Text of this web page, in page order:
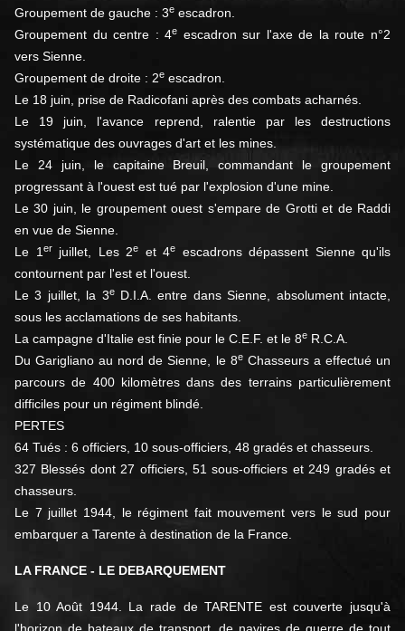
Groupement de gauche : 3e escadron.
Groupement du centre : 4e escadron sur l'axe de la route n°2
vers Sienne.
Groupement de droite : 2e escadron.
Le 18 juin, prise de Radicofani après des combats acharnés.
Le 19 juin, l'avance reprend, ralentie par les destructions
systématique des ouvrages d'art et les mines.
Le 24 juin, le capitaine Breuil, commandant le groupement
progressant à l'ouest est tué par l'explosion d'une mine.
Le 30 juin, le groupement ouest s'empare de Grotti et de Raddi
en vue de Sienne.
Le 1 erjuillet, Les 2e et 4e
escadrons dépassent Sienne qu'ils
contournent par l'est et l'ouest.
Le 3 juillet, la 3eD.I.A. entre dans Sienne, absolument intacte,
sous les acclamations de ses habitants.
La campagne d'Italie est finie pour le C.E.F. et le 8e R.C.A.
Du Garigliano au nord de Sienne, le 8eChasseurs a effectué un
parcours de 400 kilomètres dans des terrains particulièrement
difficiles pour un régiment blindé.
PERTES
64 Tués : 6 officiers, 10 sous-officiers, 48 gradés et chasseurs.
327 Blessés dont 27 officiers, 51 sous-officiers et 249 gradés et
chasseurs.
Le 7 juillet 1944, le régiment fait mouvement vers le sud pour
embarquer a Tarente à destination de la France.
LA FRANCE - LE DEBARQUEMENT
Le 10 Août 1944. La rade de TARENTE est couverte jusqu'à